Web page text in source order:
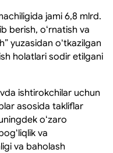
jami 6,8 mlrd.
berish, oʻrnatish va
yuzasidan oʻtkazilgan
holatlari sodir etilgani
ishtirokchilar uchun
asosida takliflar
oʻzaro
va
va baholash